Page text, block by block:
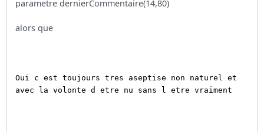
parametre dernierCommentaire(14,80)
alors que
Oui c est toujours tres aseptise non naturel et
avec la volonte d etre nu sans l etre vraiment